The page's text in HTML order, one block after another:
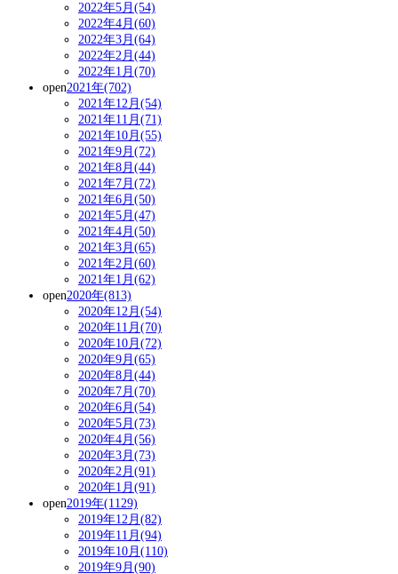
2022年5月(54)
2022年4月(60)
2022年3月(64)
2022年2月(44)
2022年1月(70)
open2021年(702)
2021年12月(54)
2021年11月(71)
2021年10月(55)
2021年9月(72)
2021年8月(44)
2021年7月(72)
2021年6月(50)
2021年5月(47)
2021年4月(50)
2021年3月(65)
2021年2月(60)
2021年1月(62)
open2020年(813)
2020年12月(54)
2020年11月(70)
2020年10月(72)
2020年9月(65)
2020年8月(44)
2020年7月(70)
2020年6月(54)
2020年5月(73)
2020年4月(56)
2020年3月(73)
2020年2月(91)
2020年1月(91)
open2019年(1129)
2019年12月(82)
2019年11月(94)
2019年10月(110)
2019年9月(90)